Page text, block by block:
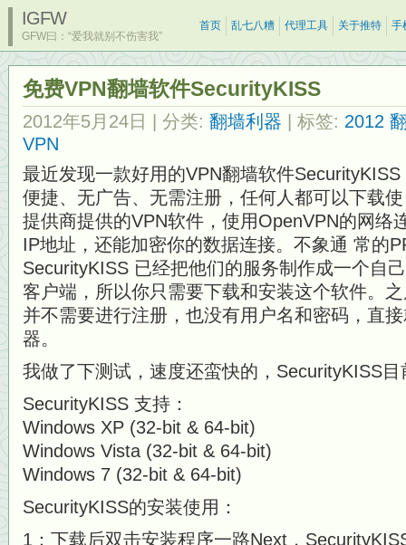
IGFW
GFW曰：“爱我就别不伤害我”
首页 乱七八糟 代理工具 关于推特 手
免费VPN翻墙软件SecurityKISS
2012年5月24日 | 分类: 翻墙利器 | 标签: 2012
VPN
最近发现一款好用的VPN翻墙软件
便捷、无广告、无需注册，任何人都可以下载
提供商提供的VPN软件，使用OpenVPN的网络
IP地址，还能加密你的数据连接。不象通 常的
SecurityKISS 已经把他们的服务制作成一个自
客户端，所以你只需要下载和安装这个软件。
并不需要进行注册，也没有用户名和密码，直
器。
我做了下测试，速度还蛮快的，SecurityKISS
SecurityKISS 支持：
Windows XP (32-bit & 64-bit)
Windows Vista (32-bit & 64-bit)
Windows 7 (32-bit & 64-bit)
SecurityKISS的安装使用：
1：下载后双击安装程序一路Next，